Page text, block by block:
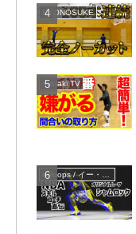
KYONOSUKE
mituaki TV
eHoops / イー・フープス